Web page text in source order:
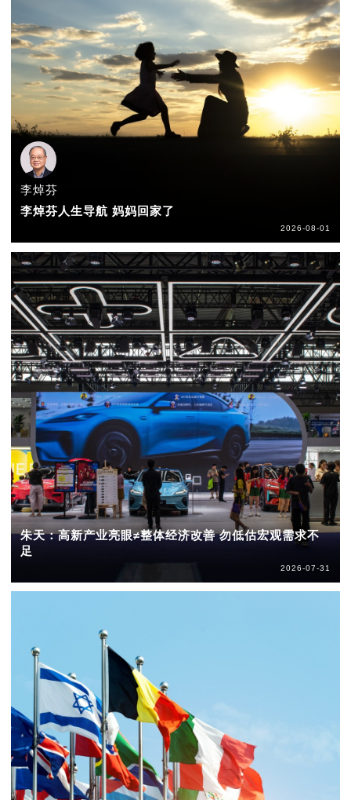
李焯芬
李焯芬人生导航 妈妈回家了
2026-08-01
朱天：高新产业亮眼≠整体经济改善 勿低估宏观需求不
足
2026-07-31